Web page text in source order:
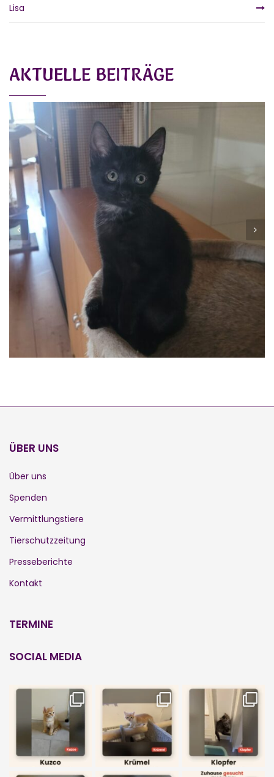
Lisa
AKTUELLE BEITRÄGE
ÜBER UNS
Über uns
Spenden
Vermittlungstiere
Tierschutzzeitung
Presseberichte
Kontakt
TERMINE
SOCIAL MEDIA